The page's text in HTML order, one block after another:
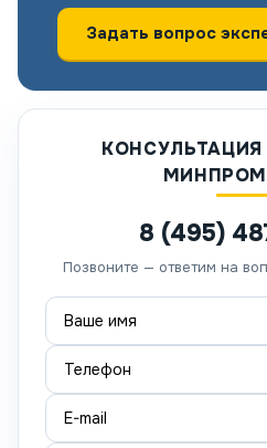
Задать вопрос
8 (495)
Позвоните — ответим на